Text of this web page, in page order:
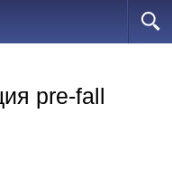
pre-fall